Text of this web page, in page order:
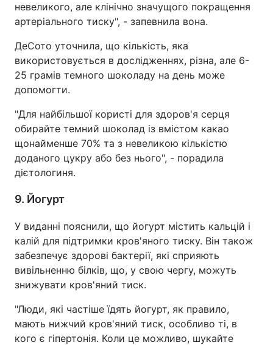
невеликого, але клінічно значущого покращення
артеріального тиску", - запевнила вона.
ДеСото уточнила, що кількість, яка
використовується в дослідженнях, різна, але 6-
25 грамів темного шоколаду на день може
допомогти.
"Для найбільшої користі для здоров'я серця
обирайте темний шоколад із вмістом какао
щонайменше 70% та з невеликою кількістю
доданого цукру або без нього", - порадила
дієтологиня.
9. Йогурт
У виданні пояснили, що йогурт містить кальцій і
калій для підтримки кров'яного тиску. Він також
забезпечує здорові бактерії, які сприяють
вивільненню білків, що, у свою чергу, можуть
знижувати кров'яний тиск.
"Люди, які частіше їдять йогурт, як правило,
мають нижчий кров'яний тиск, особливо ті, в
кого є гіпертонія. Коли це можливо, шукайте